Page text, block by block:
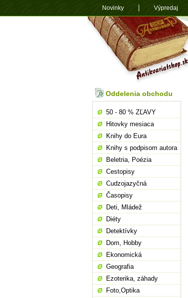
Oddelenia obchodu
50 - 80 % ZĽAVY
Hitovky mesiaca
Knihy do Eura
Knihy s podpisom autora
Beletria, Poézia
Cestopisy
Cudzojazyčná
Časopisy
Deti, Mládež
Diéty
Detektívky
Dom, Hobby
Ekonomická
Geografia
Ezoterika, záhady
Foto,Optika
Novinky Výpredaj